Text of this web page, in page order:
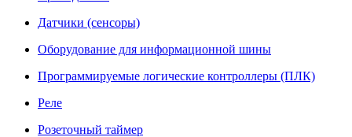
Датчики (сенсоры)
Оборудование для информационной шины
Программируемые логические контроллеры (ПЛК)
Реле
Розеточный таймер